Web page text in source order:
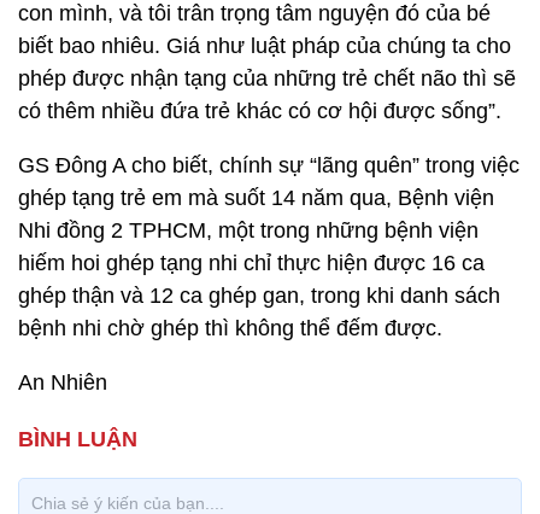
con mình, và tôi trân trọng tâm nguyện đó của bé
biết bao nhiêu. Giá như luật pháp của chúng ta cho
phép được nhận tạng của những trẻ chết não thì sẽ
có thêm nhiều đứa trẻ khác có cơ hội được sống”.
GS Đông A cho biết, chính sự “lãng quên” trong việc
ghép tạng trẻ em mà suốt 14 năm qua, Bệnh viện
Nhi đồng 2 TPHCM, một trong những bệnh viện
hiếm hoi ghép tạng nhi chỉ thực hiện được 16 ca
ghép thận và 12 ca ghép gan, trong khi danh sách
bệnh nhi chờ ghép thì không thể đếm được.
An Nhiên